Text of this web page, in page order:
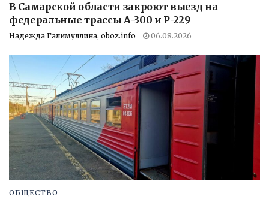
В Самарской области закроют выезд на
федеральные трассы А-300 и Р-229
Надежда Галимуллина, oboz.info 06.08.2026
ОБЩЕСТВО